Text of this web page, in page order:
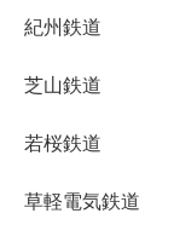
紀州鉄道
芝山鉄道
若桜鉄道
草軽電気鉄道